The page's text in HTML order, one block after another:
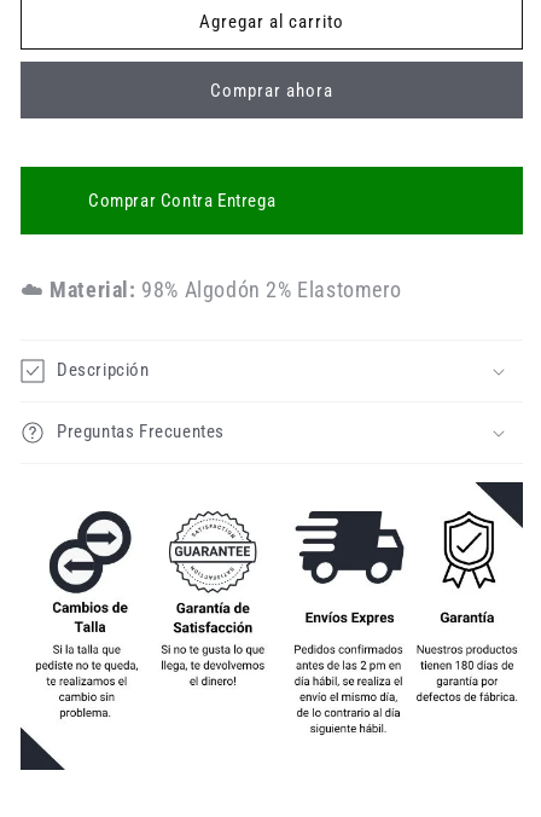
Agregar al carrito
Comprar ahora
Comprar Contra Entrega
☁️ Material: 98% Algodón 2% Elastomero
Descripción
Preguntas Frecuentes